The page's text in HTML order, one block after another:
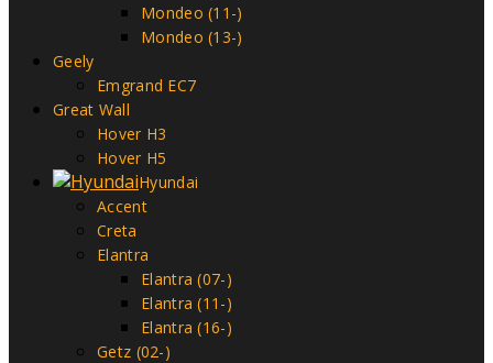
Mondeo (11-)
Mondeo (13-)
Geely
Emgrand EC7
Great Wall
Hover H3
Hover H5
Hyundai
Accent
Creta
Elantra
Elantra (07-)
Elantra (11-)
Elantra (16-)
Getz (02-)